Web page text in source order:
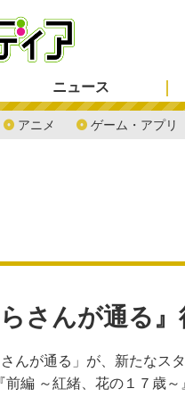
ニュース
アニメ ゲーム・アプリ
さんが通る
んが通る」が、新たなス
編 ～紅緒、花の１７歳